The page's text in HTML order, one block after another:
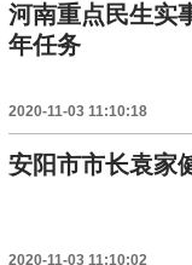
河南重点民生实
年任务
2020-11-03 11:10:18
安阳市市长袁家
2020-11-03 11:10:02